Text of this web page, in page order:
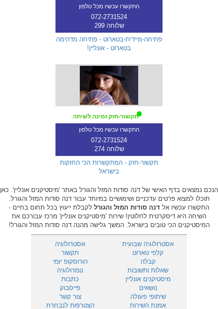
התקשרו עכשיו מכל טלפון
072-2731524
שלוחה 299
פתיחה-מיידית-בטארוט - פתיחה מדהימה
בטארוט - אונליין!
תקשור-חזק זמינה לשיחה
התקשרו עכשיו מכל טלפון
072-2731524
שלוחה 274
תקשור-חזק - המתקשרות הכי החזקות
בישראל
הנכם נמצאים בדף האישי של דנה סודות המזל והגורל באתר 'מיסטיקנים אונליין'. כאן
תוכלו למצוא פרטים עדכניים ושימושיים במיוחד עבור דנה סודות המזל והגורל.
התקשרו עכשיו אל דנה סודות המזל והגורל לקבלת ייעוץ בכל תחום בחיים -
השיחה היא דיסקרטית לחלוטין! שירות 'מיסטיקנים אונליין' מרכז עבורכם את
המיסטיקנים הכי טובים בישראל. המשך גלישה מהנה דנה סודות המזל והגורל!
אסטרולוגיה
אסטרולוגיה שבועית
תקשור
קלפי טארוט
הורוסקופ יומי
קבלה
נומרולוגיה
שאלות ותשובות
כתבות
מיסטיקנים אונליין
פייסבוק
נושאים
צור קשר
שיתופי פעולה
הצטרפות לנבחרת
אמנת השירות